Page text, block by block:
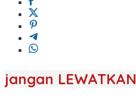
jangan LEWATKAN